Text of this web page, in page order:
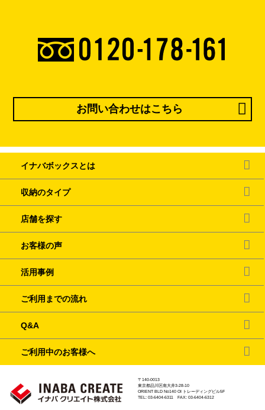
お問い合わせはこちら
イナバボックスとは
収納のタイプ
店舗を探す
お客様の声
活用事例
ご利用までの流れ
Q&A
ご利用中のお客様へ
〒140-0013
東京都品川区南大井3-28-10
ORIENT BLD No140 OI トレーディングビル5F
TEL: 03-6404-6311 FAX: 03-6404-6312